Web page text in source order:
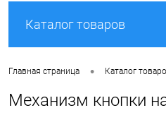
Каталог товаров
Главная страница • Каталог
Механизм кнопки